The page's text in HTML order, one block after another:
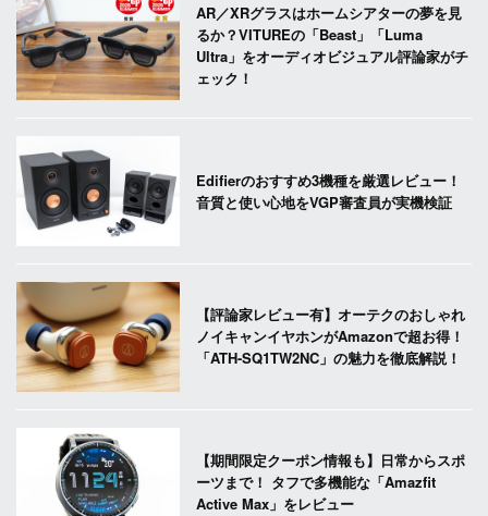
AR／XRグラスはホームシアターの夢を見
るか？VITUREの「Beast」「Luma
Ultra」をオーディオビジュアル評論家がチ
ェック！
Edifierのおすすめ3機種を厳選レビュー！
音質と使い心地をVGP審査員が実機検証
【評論家レビュー有】オーテクのおしゃれ
ノイキャンイヤホンがAmazonで超お得！
「ATH-SQ1TW2NC」の魅力を徹底解説！
【期間限定クーポン情報も】日常からスポ
ーツまで！ タフで多機能な「Amazfit
Active Max」をレビュー